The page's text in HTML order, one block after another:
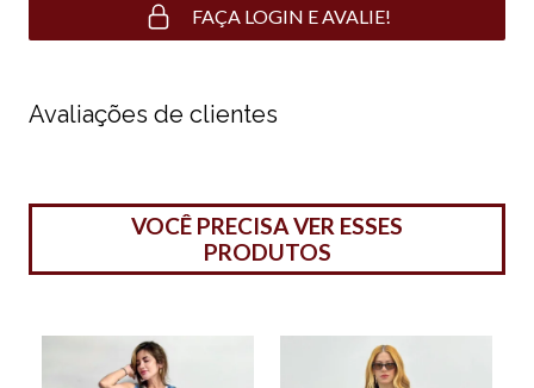
FAÇA LOGIN E AVALIE!
Avaliações de clientes
VOCÊ PRECISA VER ESSES
PRODUTOS